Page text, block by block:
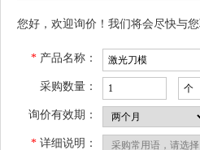
您好，欢迎询价！我们将会尽快与您
* 产品名称：
采购数量：
询价有效期：
* 详细说明：